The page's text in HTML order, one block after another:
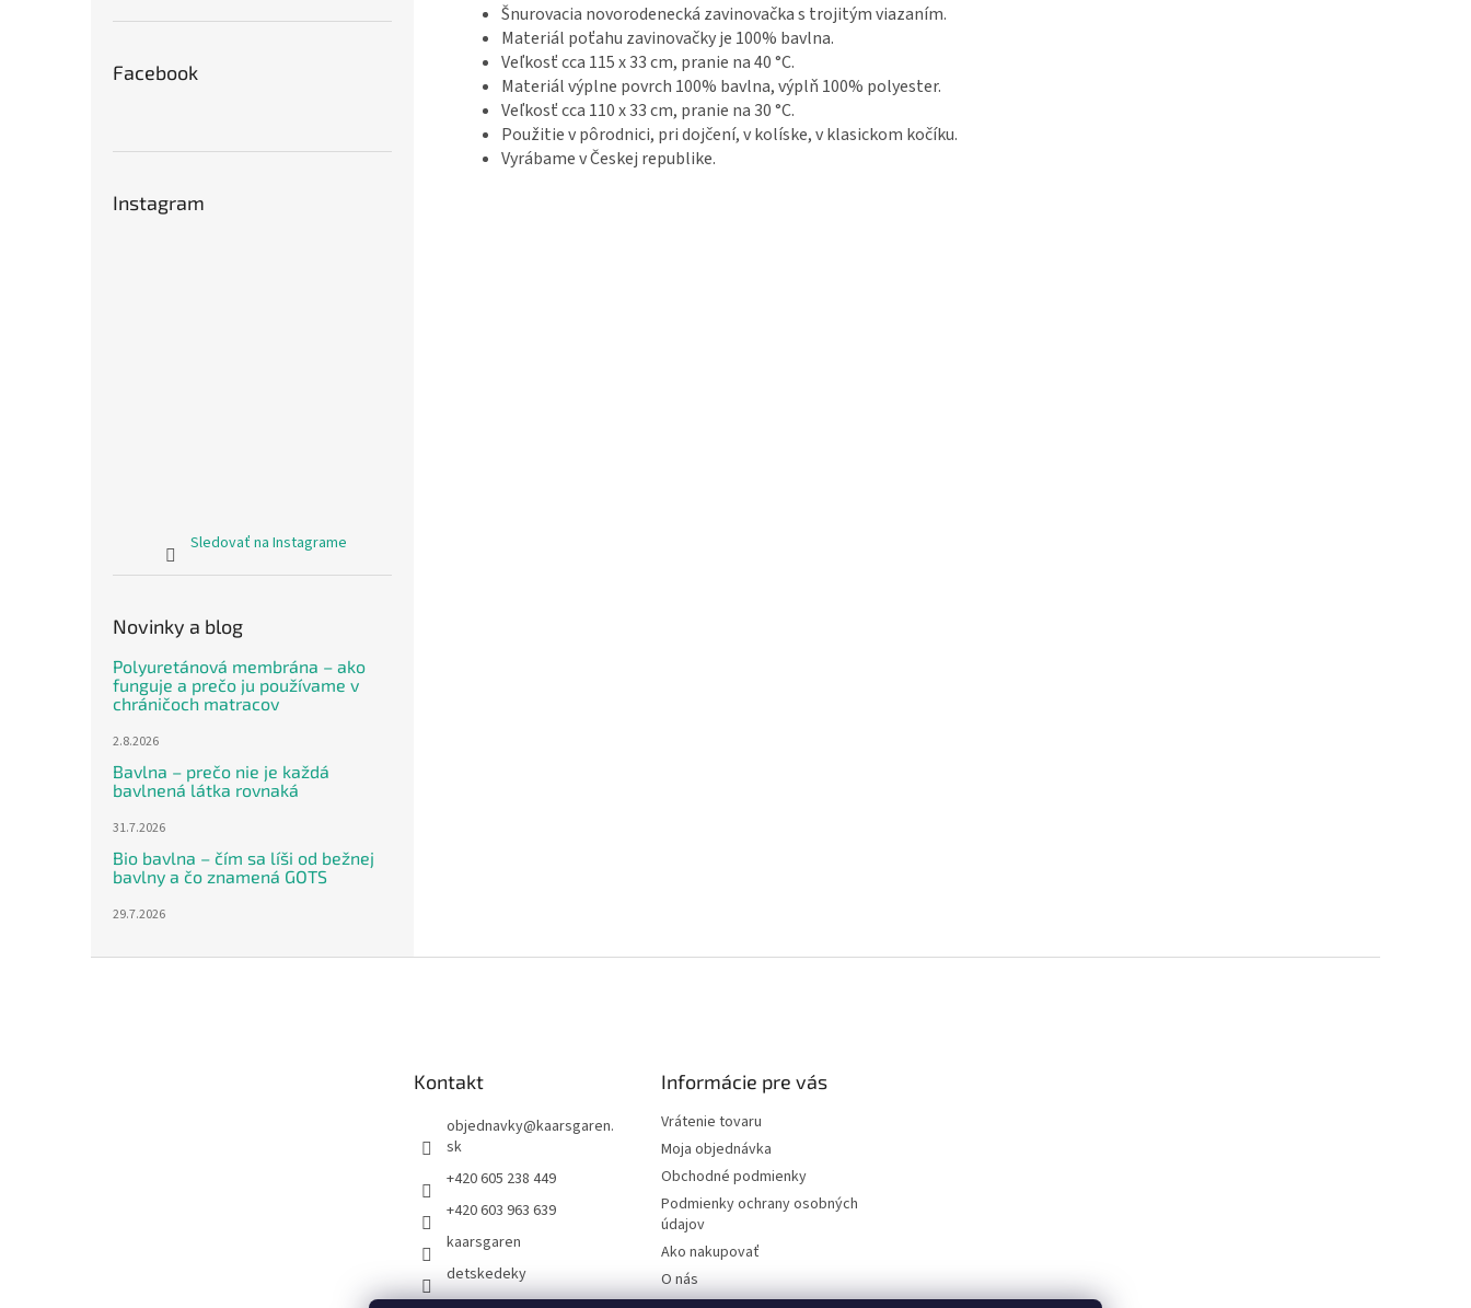
Facebook
Instagram
Sledovať na Instagrame
Novinky a blog
Polyuretánová membrána – ako
funguje a prečo ju používame v
chráničoch matracov
2.8.2026
Bavlna – prečo nie je každá
bavlnená látka rovnaká
31.7.2026
Bio bavlna – čím sa líši od bežnej
bavlny a čo znamená GOTS
29.7.2026
Šnurovacia novorodenecká zavinovačka s trojitým viazaním.
Materiál poťahu zavinovačky je 100% bavlna.
Veľkosť cca 115 x 33 cm, pranie na 40 °C.
Materiál výplne povrch 100% bavlna, výplň 100% polyester.
Veľkosť cca 110 x 33 cm, pranie na 30 °C.
Použitie v pôrodnici, pri dojčení, v kolíske, v klasickom kočíku.
Vyrábame v Českej republike.
Kontakt
objednavky@kaarsgaren.
sk
+420 605 238 449
+420 603 963 639
kaarsgaren
detskedeky
Informácie pre vás
Vrátenie tovaru
Moja objednávka
Obchodné podmienky
Podmienky ochrany osobných
údajov
Ako nakupovať
O nás